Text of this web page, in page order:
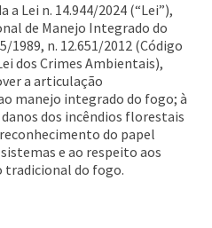
a Lei n. 14.944/2024 (“Lei”),
de Manejo Integrado do
1989, n. 12.651/2012 (Código
dos Crimes Ambientais),
a articulação
manejo integrado do fogo; à
dos incêndios florestais
do papel
e ao respeito aos
tradicional do fogo.